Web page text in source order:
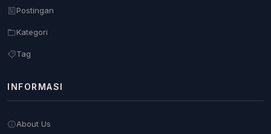
Postingan
Kategori
Tag
INFORMASI
About Us